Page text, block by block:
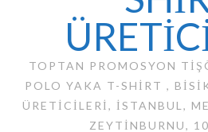
TOPTAN PROMOSYON
POLO YAKA T-SHIRT ,
ÜRETICILERI, ISTANBUL,
ZEYTINBURNU,